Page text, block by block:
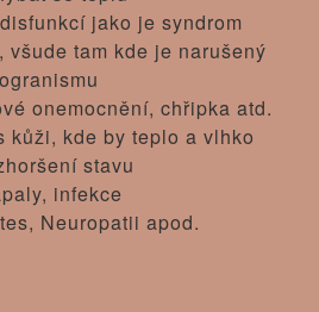
jako je syndrom
všude tam kde je narušený
onemocnění, chřipka atd.
kůži, kde by teplo a vlhko
stavu
infekce
Neuropatii apod.